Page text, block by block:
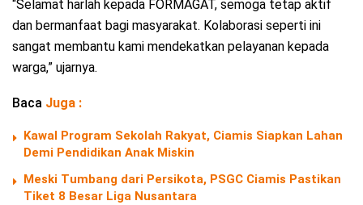
“Selamat harlah kepada FORMAGAT, semoga tetap aktif
dan bermanfaat bagi masyarakat. Kolaborasi seperti ini
sangat membantu kami mendekatkan pelayanan kepada
warga,” ujarnya.
Baca Juga :
Kawal Program Sekolah Rakyat, Ciamis Siapkan Lahan
Demi Pendidikan Anak Miskin
Meski Tumbang dari Persikota, PSGC Ciamis Pastikan
Tiket 8 Besar Liga Nusantara